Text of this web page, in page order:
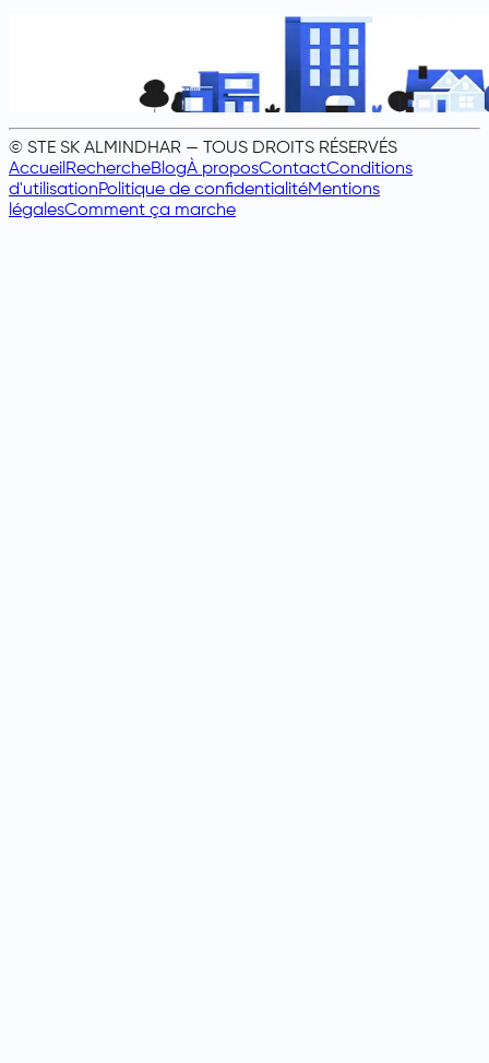
© STE SK ALMINDHAR — TOUS DROITS RÉSERVÉS
AccueilRechercheBlogÀ proposContactConditions
d'utilisationPolitique de confidentialitéMentions
légalesComment ça marche